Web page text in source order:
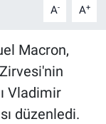
A- A+
Macron,
Vladimir
düzenledi.